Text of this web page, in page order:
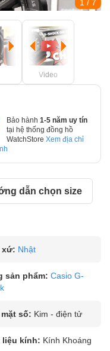
1 / 7
Video
Bảo hành 1-5 năm uy tín
tại hệ thống đồng hồ
WatchStore Xem địa chỉ
dẫn chọn size
xứ: Nhật
sản phẩm: Casio G-
số: Kim - điện tử
liệu kính: Kính Khoáng